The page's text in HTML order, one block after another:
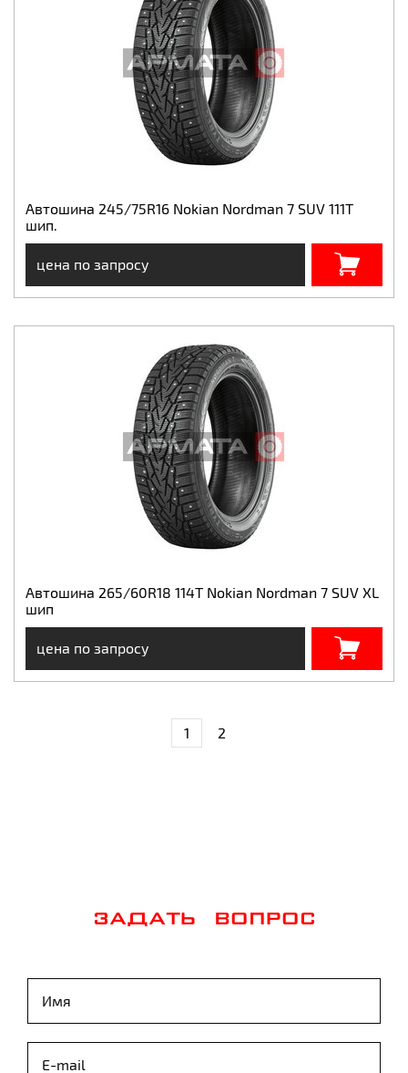
Автошина 245/75R16 Nokian Nordman 7 SUV 111T
шип.
цена по запросу
Автошина 265/60R18 114Т Nokian Nordman 7 SUV XL
шип
цена по запросу
1 2
ЗАДАТЬ ВОПРОС